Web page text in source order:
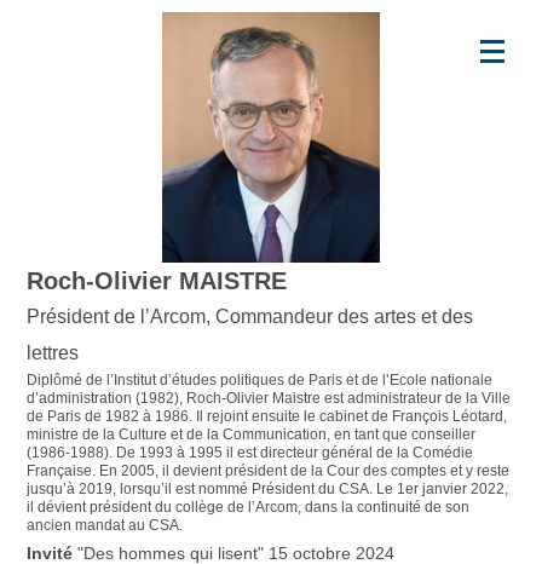
Roch-Olivier MAISTRE
Président de l’Arcom, Commandeur des artes et des
lettres
Diplômé de l’Institut d’études politiques de Paris et de l’Ecole nationale
d’administration (1982), Roch-Olivier Maistre est administrateur de la Ville
de Paris de 1982 à 1986. Il rejoint ensuite le cabinet de François Léotard,
ministre de la Culture et de la Communication, en tant que conseiller
(1986-1988). De 1993 à 1995 il est directeur général de la Comédie
Française. En 2005, il devient président de la Cour des comptes et y reste
jusqu’à 2019, lorsqu’il est nommé Président du CSA. Le 1er janvier 2022,
il dévient président du collège de l’Arcom, dans la continuité de son
ancien mandat au CSA.
"Des hommes qui lisent" 15 octobre 2024